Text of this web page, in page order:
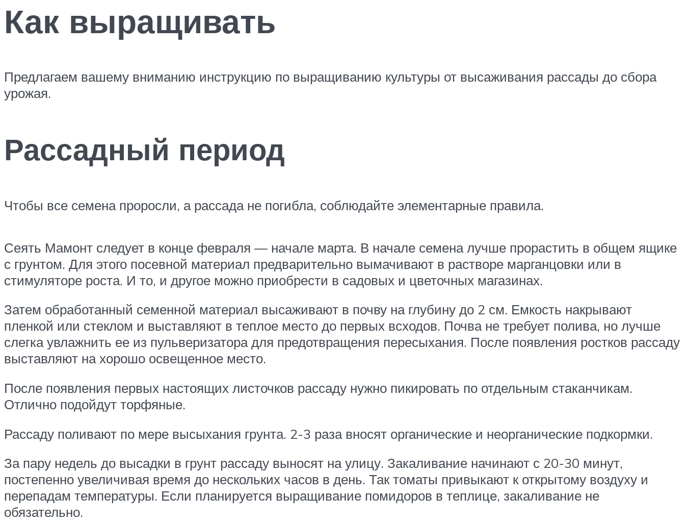
Как выращивать
Предлагаем вашему вниманию инструкцию по выращиванию культуры от высаживания рассады до сбора
урожая.
Рассадный период
Чтобы все семена проросли, а рассада не погибла, соблюдайте элементарные правила.
Сеять Мамонт следует в конце февраля — начале марта. В начале семена лучше прорастить в общем ящике
с грунтом. Для этого посевной материал предварительно вымачивают в растворе марганцовки или в
стимуляторе роста. И то, и другое можно приобрести в садовых и цветочных магазинах.
Затем обработанный семенной материал высаживают в почву на глубину до 2 см. Емкость накрывают
пленкой или стеклом и выставляют в теплое место до первых всходов. Почва не требует полива, но лучше
слегка увлажнить ее из пульверизатора для предотвращения пересыхания. После появления ростков рассаду
выставляют на хорошо освещенное место.
После появления первых настоящих листочков рассаду нужно пикировать по отдельным стаканчикам.
Отлично подойдут торфяные.
Рассаду поливают по мере высыхания грунта. 2-3 раза вносят органические и неорганические подкормки.
За пару недель до высадки в грунт рассаду выносят на улицу. Закаливание начинают с 20-30 минут,
постепенно увеличивая время до нескольких часов в день. Так томаты привыкают к открытому воздуху и
перепадам температуры. Если планируется выращивание помидоров в теплице, закаливание не
обязательно.